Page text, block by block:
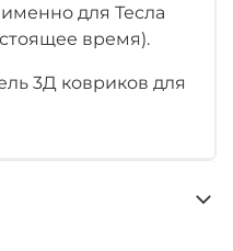
для Тесла
время).
3Д ковриков для